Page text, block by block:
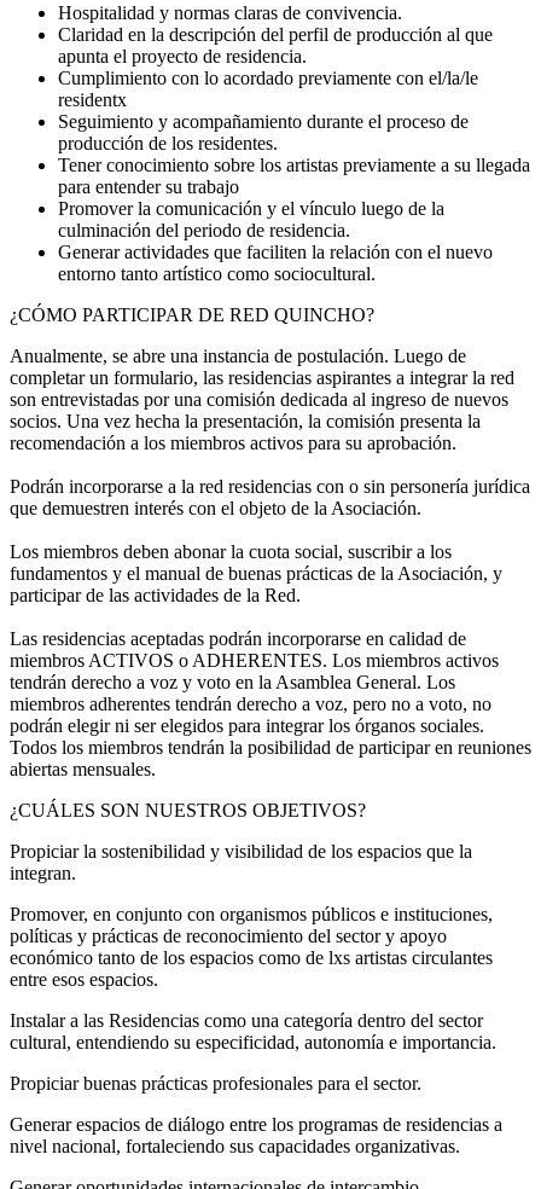
Hospitalidad y normas claras de convivencia.
Claridad en la descripción del perfil de producción al que
apunta el proyecto de residencia.
Cumplimiento con lo acordado previamente con el/la/le
residentx
Seguimiento y acompañamiento durante el proceso de
producción de los residentes.
Tener conocimiento sobre los artistas previamente a su llegada
para entender su trabajo
Promover la comunicación y el vínculo luego de la
culminación del periodo de residencia.
Generar actividades que faciliten la relación con el nuevo
entorno tanto artístico como sociocultural.
¿CÓMO PARTICIPAR DE RED QUINCHO?
Anualmente, se abre una instancia de postulación. Luego de
completar un formulario, las residencias aspirantes a integrar la red
son entrevistadas por una comisión dedicada al ingreso de nuevos
socios. Una vez hecha la presentación, la comisión presenta la
recomendación a los miembros activos para su aprobación.
Podrán incorporarse a la red residencias con o sin personería jurídica
que demuestren interés con el objeto de la Asociación.
Los miembros deben abonar la cuota social, suscribir a los
fundamentos y el manual de buenas prácticas de la Asociación, y
participar de las actividades de la Red.
Las residencias aceptadas podrán incorporarse en calidad de
miembros ACTIVOS o ADHERENTES. Los miembros activos
tendrán derecho a voz y voto en la Asamblea General. Los
miembros adherentes tendrán derecho a voz, pero no a voto, no
podrán elegir ni ser elegidos para integrar los órganos sociales.
Todos los miembros tendrán la posibilidad de participar en reuniones
abiertas mensuales.
¿CUÁLES SON NUESTROS OBJETIVOS?
Propiciar la sostenibilidad y visibilidad de los espacios que la
integran.
Promover, en conjunto con organismos públicos e instituciones,
políticas y prácticas de reconocimiento del sector y apoyo
económico tanto de los espacios como de lxs artistas circulantes
entre esos espacios.
Instalar a las Residencias como una categoría dentro del sector
cultural, entendiendo su especificidad, autonomía e importancia.
Propiciar buenas prácticas profesionales para el sector.
Generar espacios de diálogo entre los programas de residencias a
nivel nacional, fortaleciendo sus capacidades organizativas.